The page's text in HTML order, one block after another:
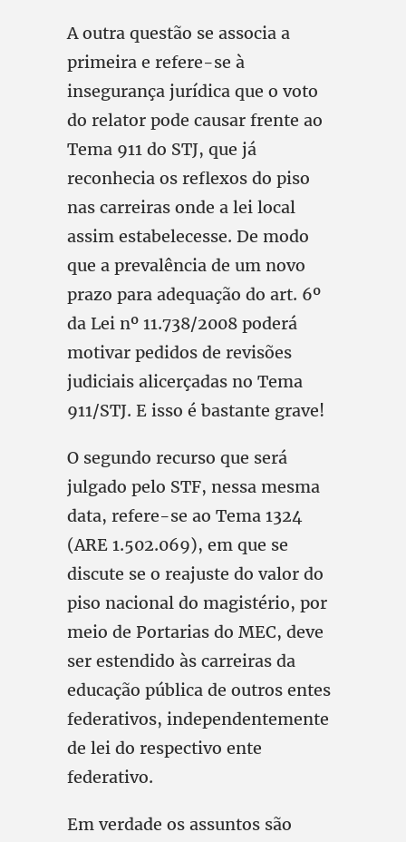
A outra questão se associa a
primeira e refere-se à
insegurança jurídica que o voto
do relator pode causar frente ao
Tema 911 do STJ, que já
reconhecia os reflexos do piso
nas carreiras onde a lei local
assim estabelecesse. De modo
que a prevalência de um novo
prazo para adequação do art. 6º
da Lei nº 11.738/2008 poderá
motivar pedidos de revisões
judiciais alicerçadas no Tema
911/STJ. E isso é bastante grave!
O segundo recurso que será
julgado pelo STF, nessa mesma
data, refere-se ao Tema 1324
(ARE 1.502.069), em que se
discute se o reajuste do valor do
piso nacional do magistério, por
meio de Portarias do MEC, deve
ser estendido às carreiras da
educação pública de outros entes
federativos, independentemente
de lei do respectivo ente
federativo.
Em verdade os assuntos são